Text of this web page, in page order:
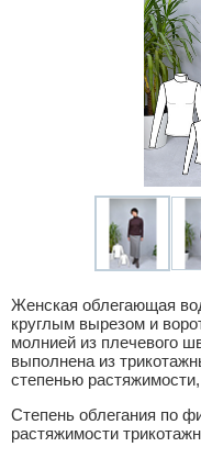
Женская облегающая
круглым вырезом и
молнией из плечевого
выполнена из
степенью
Степень облегания по
растяжимости